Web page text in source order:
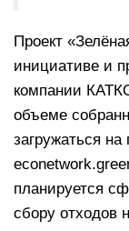
Проект
инициативе и
компании
объеме
загружаться
планируется
сбору отходов